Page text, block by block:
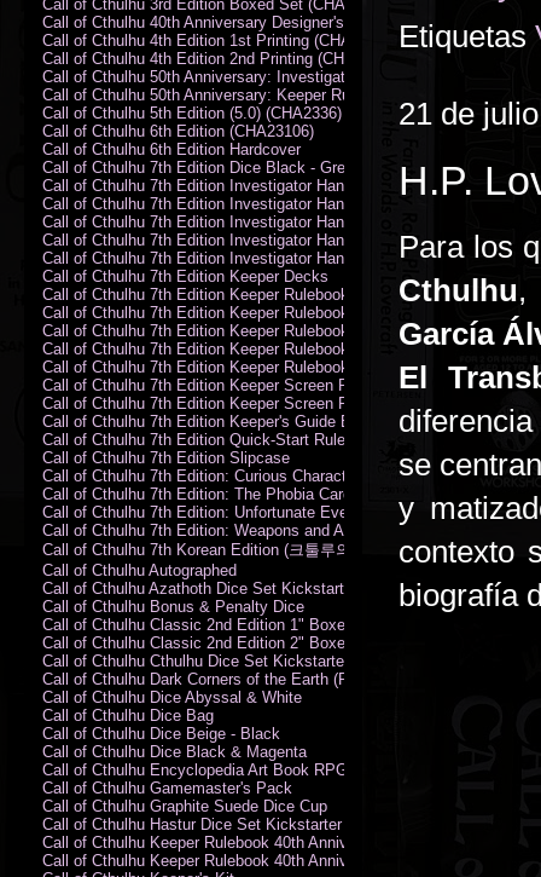
Etiquetas
21 de
H.P.
Para los
Cthulhu
García
El
se
y
contexto
biografía
Call of Cthulhu 3rd Edition Boxed Set (CHA2301-X)
Call of Cthulhu 40th Anniversary Designer's Edition 2009-DX
Call of Cthulhu 4th Edition 1st Printing (CHA2324)
Call of Cthulhu 4th Edition 2nd Printing (CHA2324)
Call of Cthulhu 50th Anniversary: Investigator Handbook (PDF)
Call of Cthulhu 50th Anniversary: Keeper Rulebook (PDF)
Call of Cthulhu 5th Edition (5.0) (CHA2336)
Call of Cthulhu 6th Edition (CHA23106)
Call of Cthulhu 6th Edition Hardcover
Call of Cthulhu 7th Edition Dice Black - Green
Call of Cthulhu 7th Edition Investigator Handbook (PDF)
Call of Cthulhu 7th Edition Investigator Handbook Backer Proof (PDF)
Call of Cthulhu 7th Edition Investigator Handbook Hardcover
Call of Cthulhu 7th Edition Investigator Handbook Leatherette
Call of Cthulhu 7th Edition Investigator Handbook Softcover
Call of Cthulhu 7th Edition Keeper Decks
Call of Cthulhu 7th Edition Keeper Rulebook (PDF)
Call of Cthulhu 7th Edition Keeper Rulebook Backer Proof (PDF)
Call of Cthulhu 7th Edition Keeper Rulebook Hardcover
Call of Cthulhu 7th Edition Keeper Rulebook Leatherette
Call of Cthulhu 7th Edition Keeper Rulebook Softcover
Call of Cthulhu 7th Edition Keeper Screen Pack
Call of Cthulhu 7th Edition Keeper Screen Pack (PDF)
Call of Cthulhu 7th Edition Keeper's Guide El Artesano del Rey Edition
Call of Cthulhu 7th Edition Quick-Start Rules (PDF)
Call of Cthulhu 7th Edition Slipcase
Call of Cthulhu 7th Edition: Curious Characters Card Deck
Call of Cthulhu 7th Edition: The Phobia Card Deck
Call of Cthulhu 7th Edition: Unfortunate Events Card Deck
Call of Cthulhu 7th Edition: Weapons and Artifacts Card Deck
Call of Cthulhu 7th Korean Edition (크툴루의 부름: 수호자 룰북)
Call of Cthulhu Autographed
Call of Cthulhu Azathoth Dice Set Kickstarter Edition
Call of Cthulhu Bonus & Penalty Dice
Call of Cthulhu Classic 2nd Edition 1" Boxed Rules Set
Call of Cthulhu Classic 2nd Edition 2" Boxed Rules Set
Call of Cthulhu Cthulhu Dice Set Kickstarter Edition
Call of Cthulhu Dark Corners of the Earth (PC)
Call of Cthulhu Dice Abyssal & White
Call of Cthulhu Dice Bag
Call of Cthulhu Dice Beige - Black
Call of Cthulhu Dice Black & Magenta
Call of Cthulhu Encyclopedia Art Book RPG KA
Call of Cthulhu Gamemaster's Pack
Call of Cthulhu Graphite Suede Dice Cup
Call of Cthulhu Hastur Dice Set Kickstarter Edition
Call of Cthulhu Keeper Rulebook 40th Anniversary Edition
Call of Cthulhu Keeper Rulebook 40th Anniversary Edition (PDF)